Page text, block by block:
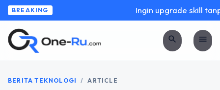
BREAKING Ingin upgrade skill
search menu
BERITA TEKNOLOGI / ARTICLE